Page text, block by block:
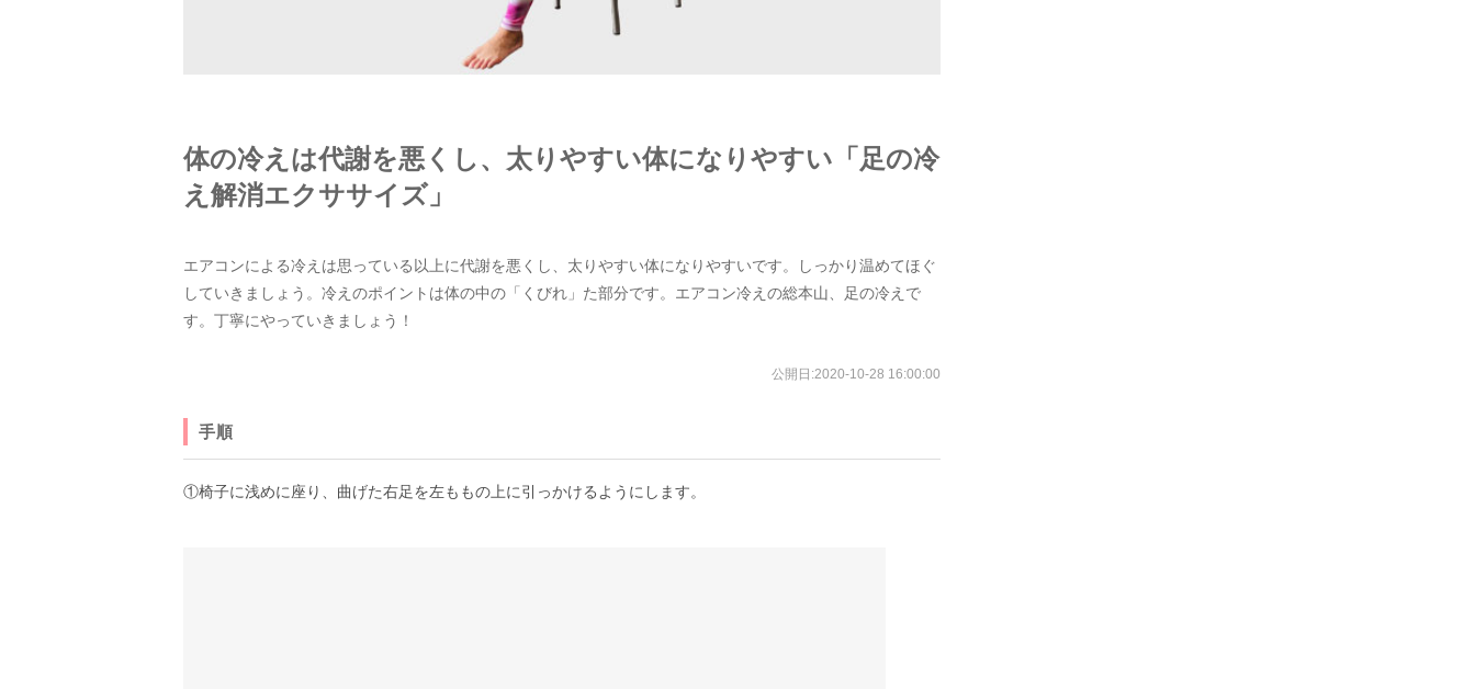
体の冷えは代謝を悪くし、太りやすい体になりやすい「足の冷
え解消エクササイズ」
エアコンによる冷えは思っている以上に代謝を悪くし、太りやすい体になりやすいです。しっかり温めてほぐ
していきましょう。冷えのポイントは体の中の「くびれ」た部分です。エアコン冷えの総本山、足の冷えで
す。丁寧にやっていきましょう！
公開日:2020-10-28 16:00:00
手順
①椅子に浅めに座り、曲げた右足を左ももの上に引っかけるようにします。